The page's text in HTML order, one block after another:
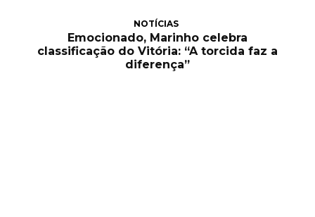
NOTÍCIAS
Emocionado, Marinho celebra
classificação do Vitória: “A torcida faz a
diferença”